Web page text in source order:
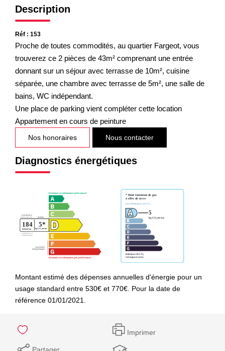
Description
Réf : 153
Proche de toutes commodités, au quartier Fargeot, vous
trouverez ce 2 pièces de 43m² comprenant une entrée
donnant sur un séjour avec terrasse de 10m², cuisine
séparée, une chambre avec terrasse de 5m², une salle de
bains, WC indépendant.
Une place de parking vient compléter cette location
Appartement en cours de peinture
Nos honoraires Nous contacter
Diagnostics énergétiques
Montant estimé des dépenses annuelles d'énergie pour un
usage standard entre 530€ et 770€. Pour la date de
référence 01/01/2021.
Imprimer
Partager